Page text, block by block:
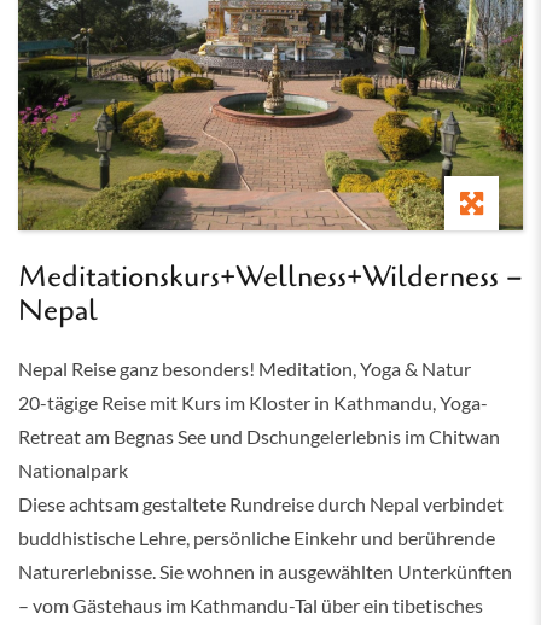
Meditationskurs+Wellness+Wilderness –
Nepal
Nepal Reise ganz besonders! Meditation, Yoga & Natur
20-tägige Reise mit Kurs im Kloster in Kathmandu, Yoga-
Retreat am Begnas See und Dschungelerlebnis im Chitwan
Nationalpark
Diese achtsam gestaltete Rundreise durch Nepal verbindet
buddhistische Lehre, persönliche Einkehr und berührende
Naturerlebnisse. Sie wohnen in ausgewählten Unterkünften
– vom Gästehaus im Kathmandu-Tal über ein tibetisches